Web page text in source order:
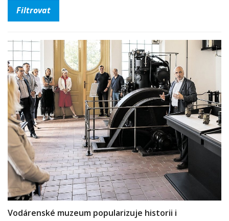
Vodárenské muzeum popularizuje historii i